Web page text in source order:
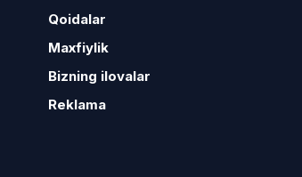
Qoidalar
Maxfiylik
Bizning ilovalar
Reklama